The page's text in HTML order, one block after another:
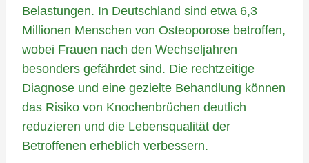
Belastungen. In Deutschland sind etwa 6,3
Millionen Menschen von Osteoporose betroffen,
wobei Frauen nach den Wechseljahren
besonders gefährdet sind. Die rechtzeitige
Diagnose und eine gezielte Behandlung können
das Risiko von Knochenbrüchen deutlich
reduzieren und die Lebensqualität der
Betroffenen erheblich verbessern.